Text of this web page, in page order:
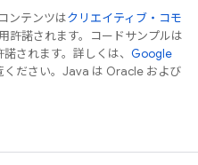
ンテンツはクリエイティブ・コモ
許諾されます。コードサンプルは
されます。詳しくは、 Google
ください。Java は Oracle および